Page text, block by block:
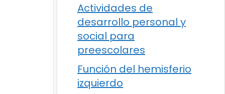
Actividades de
desarrollo personal y
social para
preescolares
Función del hemisferio
izquierdo